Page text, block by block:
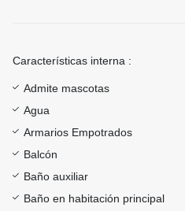
Características interna :
Admite mascotas
Agua
Armarios Empotrados
Balcón
Baño auxiliar
Baño en habitación principal